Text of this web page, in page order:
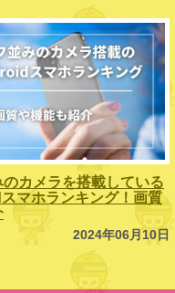
カメラを搭載している
マホランキング！画質
2024年06月10日